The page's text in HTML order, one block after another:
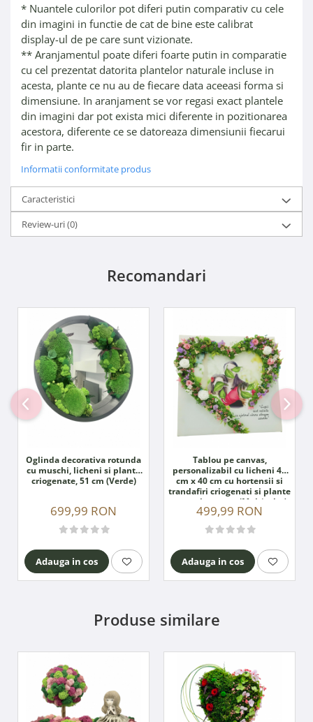
* Nuantele culorilor pot diferi putin comparativ cu cele
din imagini in functie de cat de bine este calibrat
display-ul de pe care sunt vizionate.
** Aranjamentul poate diferi foarte putin in comparatie
cu cel prezentat datorita plantelor naturale incluse in
acesta, plante ce nu au de fiecare data aceeasi forma si
dimensiune. In aranjament se vor regasi exact plantele
din imagini dar pot exista mici diferente in pozitionarea
acestora, diferente ce se datoreaza dimensiunii fiecarui
fir in parte.
Informatii conformitate produs
Caracteristici
Review-uri(0)
Recomandari
Oglinda decorativa rotunda
cu muschi, licheni si plante
criogenate, 51 cm (Verde)
699,99 RON
Adauga in cos
Tablou pe canvas,
personalizabil cu licheni 40
cm x 40 cm cu hortensii si
trandafiri criogenati si plante
naturale uscate (Multicolor)
499,99 RON
Adauga in cos
Produse similare